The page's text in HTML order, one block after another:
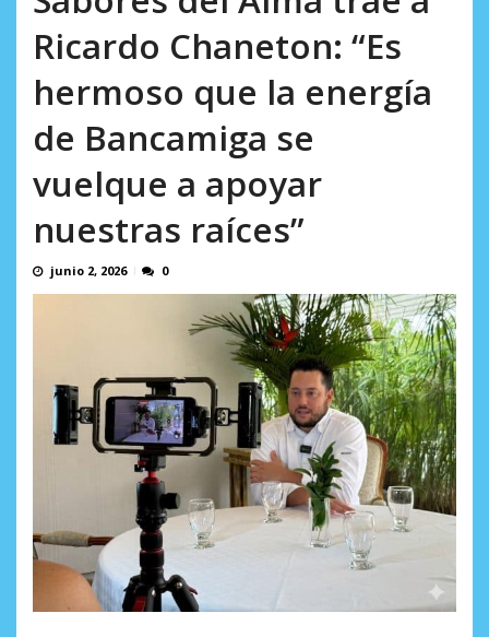
Ricardo Chaneton: “Es
hermoso que la energía
de Bancamiga se
vuelque a apoyar
nuestras raíces”
junio 2, 2026 0